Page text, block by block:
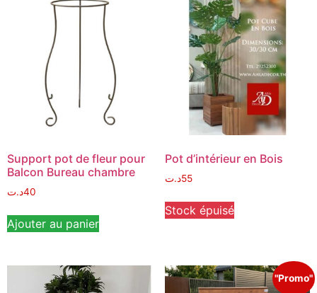
Support pot de fleur pour
Balcon Bureau chambre
40د.ت
Ajouter au panier
Pot d’intérieur en Bois
55د.ت
Stock épuisé
"Promo"